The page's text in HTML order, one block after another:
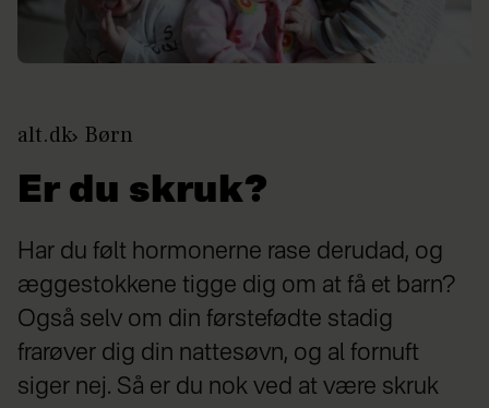
alt.dk Børn
Er du skruk?
Har du følt hormonerne rase derudad, og
æggestokkene tigge dig om at få et barn?
Også selv om din førstefødte stadig
frarøver dig din nattesøvn, og al fornuft
siger nej. Så er du nok ved at være skruk